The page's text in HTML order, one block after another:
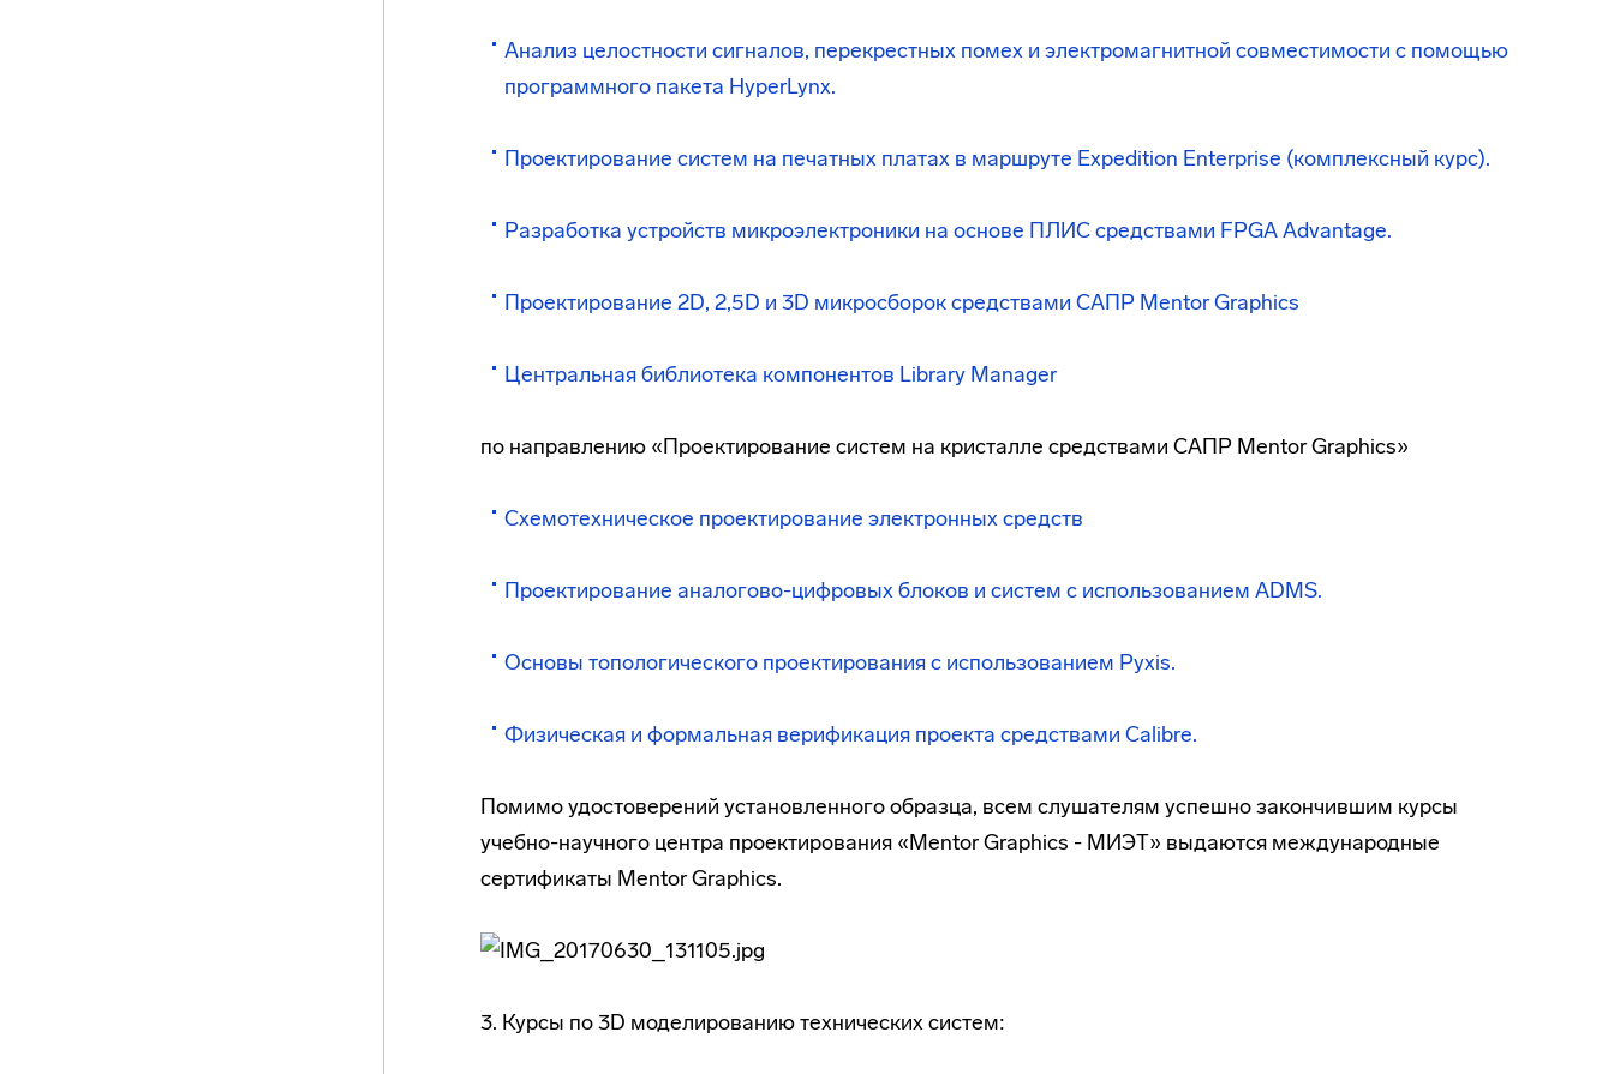
Анализ целостности сигналов, перекрестных помех и электромагнитной совместимости с помощью
программного пакета HyperLynx.
Проектирование систем на печатных платах в маршруте Expedition Enterprise (комплексный курс).
Разработка устройств микроэлектроники на основе ПЛИС средствами FPGA Advantage.
Проектирование 2D, 2,5D и 3D микросборок средствами САПР Mentor Graphics
Центральная библиотека компонентов Library Manager
по направлению «Проектирование систем на кристалле средствами САПР Mentor Graphics»
Схемотехническое проектирование электронных средств
Проектирование аналогово-цифровых блоков и систем с использованием ADMS.
Основы топологического проектирования с использованием Pyxis.
Физическая и формальная верификация проекта средствами Calibre.
Помимо удостоверений установленного образца, всем слушателям успешно закончившим курсы
учебно-научного центра проектирования «Mentor Graphics - МИЭТ» выдаются международные
сертификаты Mentor Graphics.
3. Курсы по 3D моделированию технических систем: